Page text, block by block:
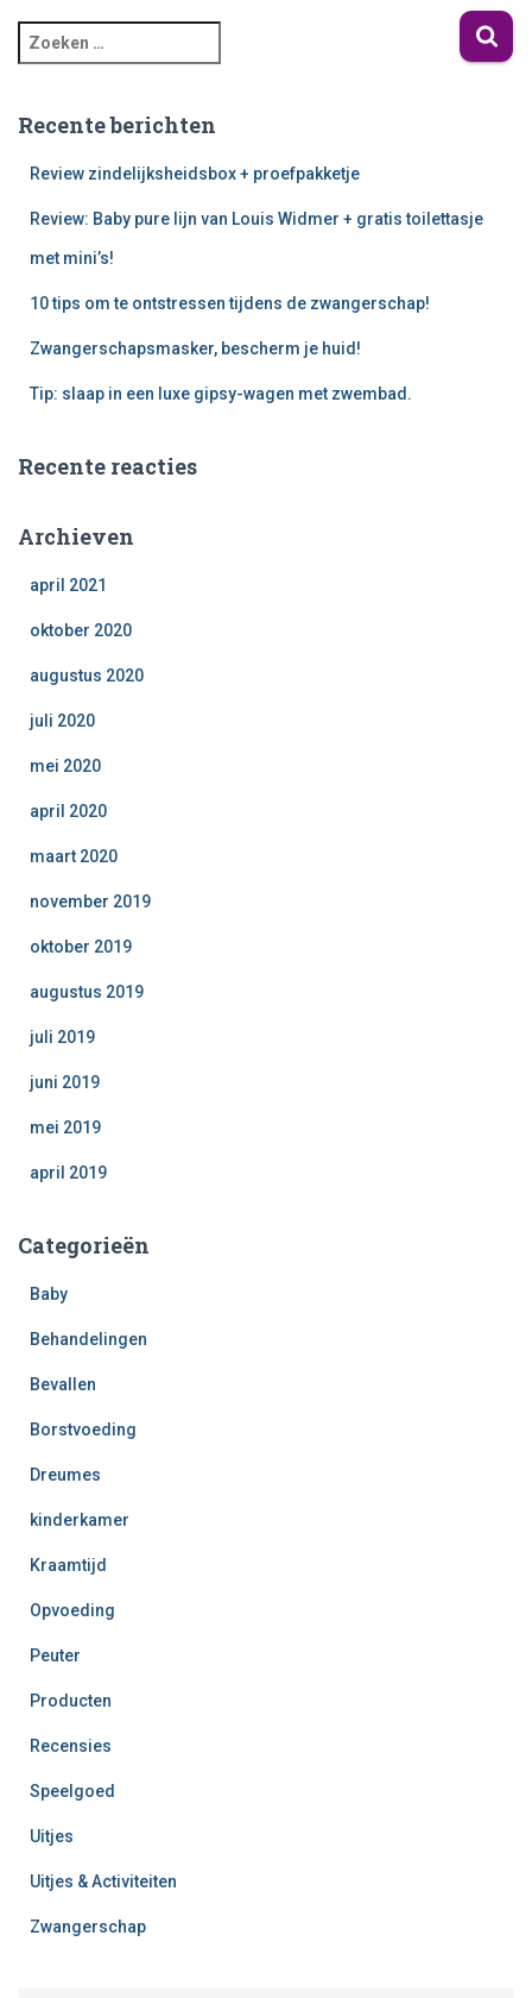
Recente berichten
Review zindelijksheidsbox + proefpakketje
Review: Baby pure lijn van Louis Widmer + gratis toilettasje
met mini’s!
10 tips om te ontstressen tijdens de zwangerschap!
Zwangerschapsmasker, bescherm je huid!
Tip: slaap in een luxe gipsy-wagen met zwembad.
Recente reacties
Archieven
april 2021
oktober 2020
augustus 2020
juli 2020
mei 2020
april 2020
maart 2020
november 2019
oktober 2019
augustus 2019
juli 2019
juni 2019
mei 2019
april 2019
Categorieën
Baby
Behandelingen
Bevallen
Borstvoeding
Dreumes
kinderkamer
Kraamtijd
Opvoeding
Peuter
Producten
Recensies
Speelgoed
Uitjes
Uitjes & Activiteiten
Zwangerschap